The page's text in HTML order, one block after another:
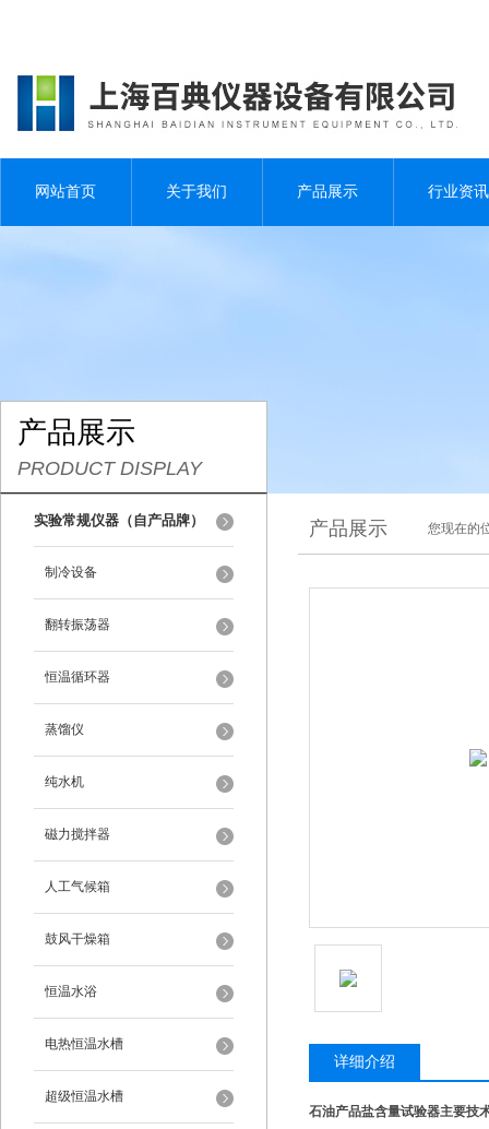
网站首页 关于我们 产品展示 行业资讯
产品展示
PRODUCT DISPLAY
实验常规仪器（自产品牌）
制冷设备
翻转振荡器
恒温循环器
蒸馏仪
纯水机
磁力搅拌器
人工气候箱
鼓风干燥箱
恒温水浴
电热恒温水槽
超级恒温水槽
产品展示 您现在的
详细介绍
石油产品盐含量试验器主要技